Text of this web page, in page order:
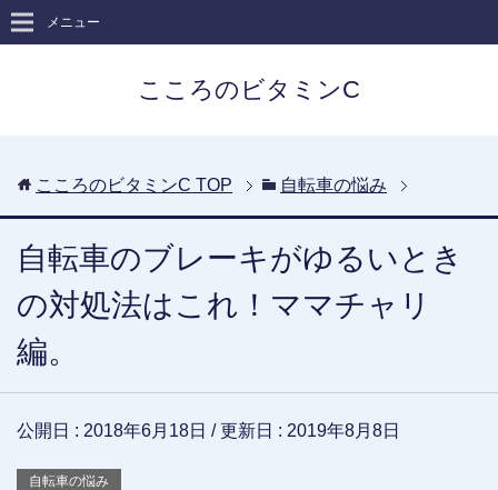
こころのビタミンC
メニュー
こころのビタミンC TOP 自転車の悩み
自転車のブレーキがゆるいとき
の対処法はこれ！ママチャリ
編。
公開日 : 2018年6月18日 / 更新日 : 2019年8月8日
自転車の悩み